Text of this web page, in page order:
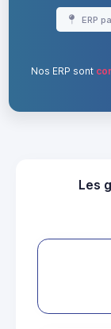
ERP
Nos ERP sont
Les